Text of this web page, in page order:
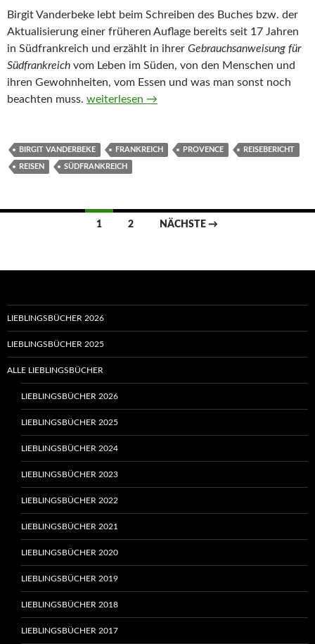
Birgit Vanderbeke lebt beim Schreiben des Buches bzw. der
Aktualisierung einer früheren Auflage bereits seit 17 Jahren
in Südfrankreich und erzählt in ihrer Gebrauchsanweisung für
Südfrankreich vom Leben im Süden, von den Menschen und
ihren Gewohnheiten, vom Essen und was man sonst noch
beachten muss. Gebrauchsanweisung für Südfrankreich von
weiterlesen →
BIRGIT VANDERBEKE FRANKREICH PROVENCE REISEBERICHT
REISEN SÜDFRANKREICH
Beitragsnavigation
1 2 NÄCHSTE →
LIEBLINGSBÜCHER 2026
LIEBLINGSBÜCHER 2025
ALLE LIEBLINGSBÜCHER
LIEBLINGSBÜCHER 2026
LIEBLINGSBÜCHER 2025
LIEBLINGSBÜCHER 2024
LIEBLINGSBÜCHER 2023
LIEBLINGSBÜCHER 2022
LIEBLINGSBÜCHER 2021
LIEBLINGSBÜCHER 2020
LIEBLINGSBÜCHER 2019
LIEBLINGSBÜCHER 2018
LIEBLINGSBÜCHER 2017